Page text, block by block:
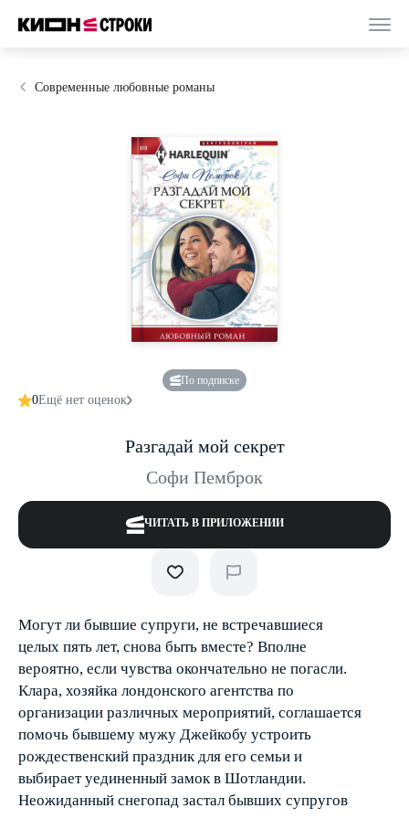
Современные любовные романы
По подписке
0Ещё нет оценок
Разгадай мой секрет
Софи Пемброк
ЧИТАТЬ В ПРИЛОЖЕНИИ
Могут ли бывшие супруги, не встречавшиеся
целых пять лет, снова быть вместе? Вполне
вероятно, если чувства окончательно не погасли.
Клара, хозяйка лондонского агентства по
организации различных мероприятий, соглашается
помочь бывшему мужу Джейкобу устроить
рождественский праздник для его семьи и
выбирает уединенный замок в Шотландии.
Неожиданный снегопад застал бывших супругов